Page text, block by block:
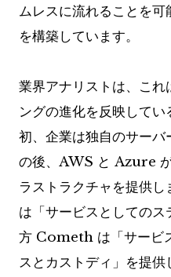
ムレスに流れることを可
を構築しています。
業界アナリストは、これ
ングの進化を反映して
初、企業は独自のサー
の後、AWS と Azure
ラストラクチャを提供
は「サービスとしての
方 Cometh は「サービ
スとカストディ」を提